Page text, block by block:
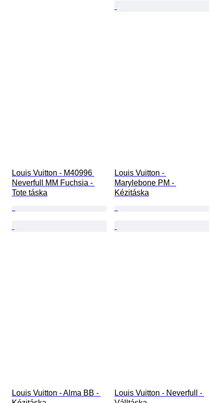
Louis Vuitton - M40996
Neverfull MM Fuchsia -
Tote táska
Louis Vuitton -
Marylebone PM -
Kézitáska
Louis Vuitton - Alma BB -
Louis Vuitton - Neverfull -